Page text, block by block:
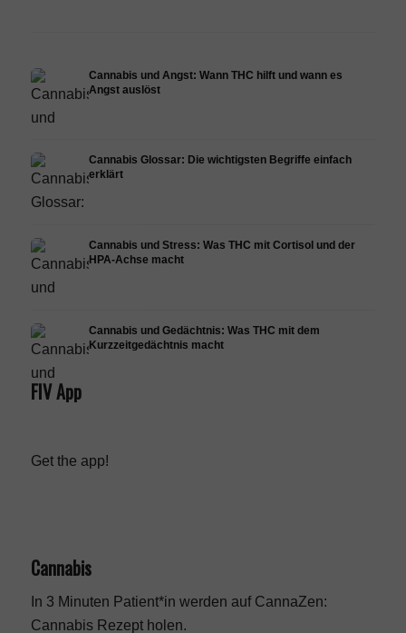
Cannabis und Angst: Wann THC hilft und wann es
Angst auslöst
Cannabis Glossar: Die wichtigsten Begriffe einfach
erklärt
Cannabis und Stress: Was THC mit Cortisol und der
HPA-Achse macht
Cannabis und Gedächtnis: Was THC mit dem
Kurzzeitgedächtnis macht
FIV App
Get the app!
Cannabis
In 3 Minuten Patient*in werden auf CannaZen:
Cannabis Rezeptholen.